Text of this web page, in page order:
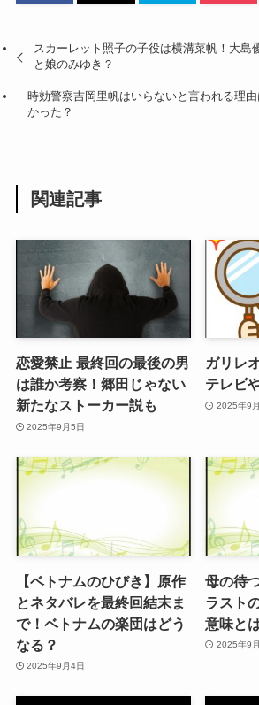
スカーレット照子の子役は横溝菜帆！大島
と娘のみゆき？
時効警察吉岡里帆はいらないと言われる理
かった？
関連記事
恋愛禁止 最終回の最後の男
は誰か考察！郷田じゃない
新たなストーカー説も
2025年9月5日
ガリレ
テレビ
2025年9
【ベトナムのひびき】原作
とネタバレを最終回結末ま
で！ベトナムの楽団はどう
なる？
2025年9月4日
母の待
ラスト
意味と
2025年9